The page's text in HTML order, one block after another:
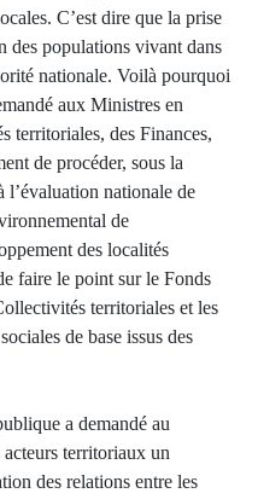
C’est dire que la prise
des populations vivant dans
nationale. Voilà pourquoi
aux Ministres en
territoriales, des Finances,
de procéder, sous la
nationale de
de
des localités
faire le point sur le Fonds
territoriales et les
de base issus des
a demandé au
territoriaux un
des relations entre les